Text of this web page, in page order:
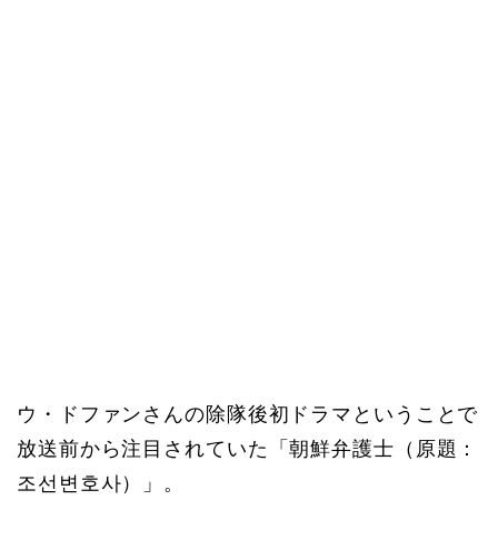
ウ・ドファンさんの除隊後初ドラマということで
放送前から注目されていた「朝鮮弁護士（原題：
조선변호사）」。